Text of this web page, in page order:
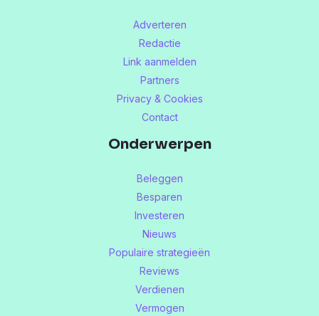
Adverteren
Redactie
Link aanmelden
Partners
Privacy & Cookies
Contact
Onderwerpen
Beleggen
Besparen
Investeren
Nieuws
Populaire strategieën
Reviews
Verdienen
Vermogen